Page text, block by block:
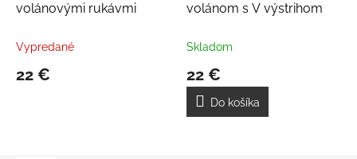
volánovými rukávmi
Vypredané
22 €
volánom s V výstrihom
Skladom
22 €
Do košíka